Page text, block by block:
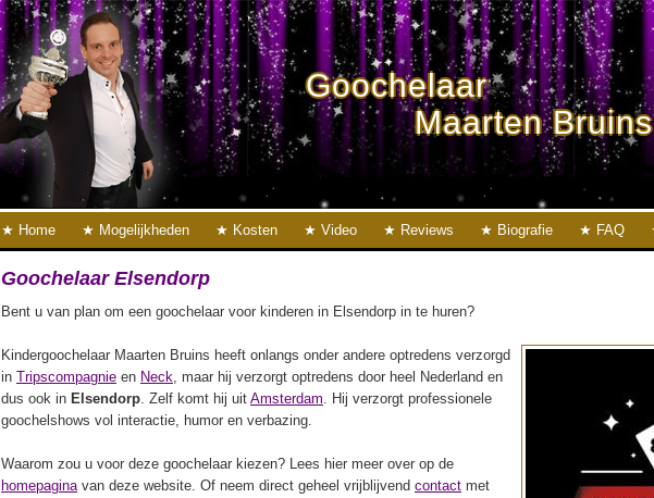
Goochelaar
Maarten Bruins
Home Mogelijkheden Kosten Video Reviews Biografie FAQ
Goochelaar Elsendorp
Bent u van plan om een goochelaar voor kinderen in Elsendorp in te huren?
Kindergoochelaar Maarten Bruins heeft onlangs onder andere optredens verzorgd
in Tripscompagnie en Neck, maar hij verzorgt optredens door heel Nederland en
dus ook in Elsendorp. Zelf komt hij uit Amsterdam. Hij verzorgt professionele
goochelshows vol interactie, humor en verbazing.
Waarom zou u voor deze goochelaar kiezen? Lees hier meer over op de
homepaginavan deze website. Of neem direct geheel vrijblijvend contact met